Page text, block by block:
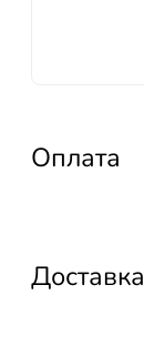
Оплата
Доставка